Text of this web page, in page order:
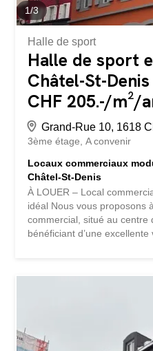
1/3
Halle de sport
Halle de sport
Châtel-St-
CHF 205.-/m²/
Grand-Rue 10, 1618
3ème étage A convenir
Locaux commerciaux
Châtel-St-Denis
À LOUER – Local
idéal Nous vous proposons
commercial, situé au centre
bénéficiant d’une
Disposition : Open space
Les locaux ont été
fitness et disposent
douches, ainsi que des
et femmes. Un balcon
locaux sont loués dans leur